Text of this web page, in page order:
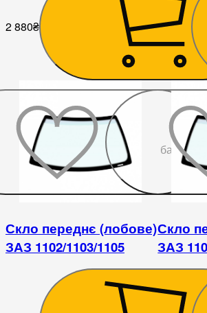
2 880₴ 5 760 ₴
До
бажаного
Скло переднє (лобове)
ЗАЗ 1102/1103/1105
Скло
ЗАЗ